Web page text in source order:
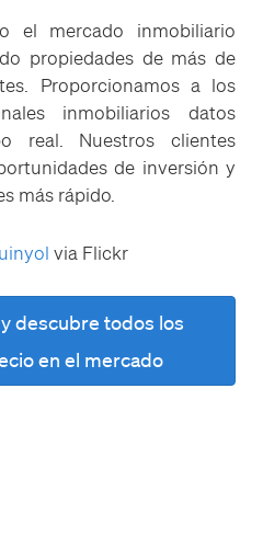
el mercado inmobiliario
propiedades de más de
Proporcionamos a los
inmobiliarios datos
real. Nuestros clientes
de inversión y
más rápido.
via Flickr
descubre todos los
en el mercado